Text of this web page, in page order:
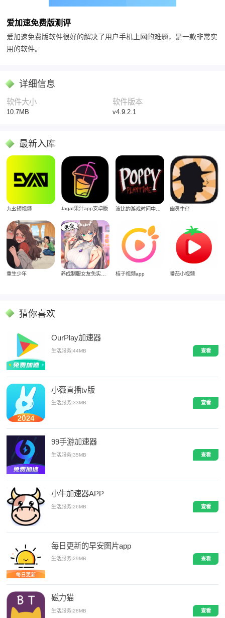
爱加速免费版测评
爱加速免费版软件很好的解决了用户手机上网的难题，是一款非常实
用的软件。
详细信息
软件大小
10.7MB
软件版本
v4.9.2.1
最新入库
九幺短视频 Jagat果汁app安卓版 波比的游戏时间中文版 幽灵牛仔
重生少年 桔子视频app 番茄小视频
猜你喜欢
OurPlay加速器
生活服务|44MB 查看
小薇直播tv版
生活服务|33MB 查看
99手游加速器
生活服务|35MB 查看
小牛加速器APP
生活服务|26MB 查看
每日更新的早安图片app
生活服务 |29MB 查看
磁力猫
生活服务|28MB 查看